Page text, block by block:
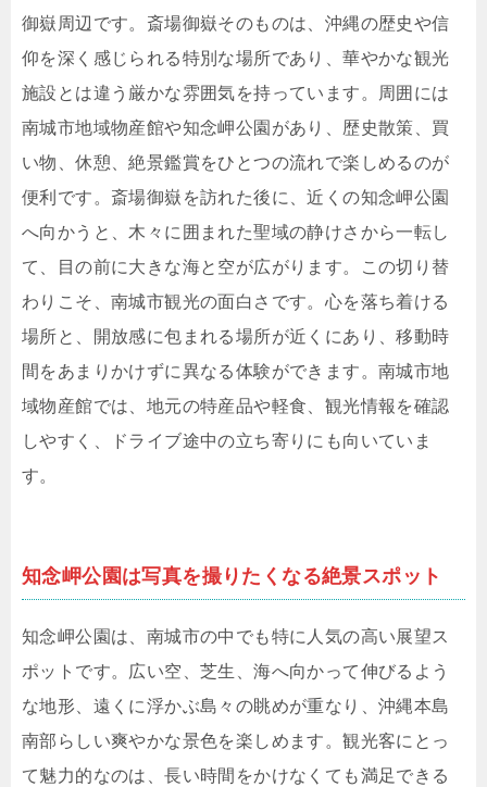
御嶽周辺です。斎場御嶽そのものは、沖縄の歴史や信
仰を深く感じられる特別な場所であり、華やかな観光
施設とは違う厳かな雰囲気を持っています。周囲には
南城市地域物産館や知念岬公園があり、歴史散策、買
い物、休憩、絶景鑑賞をひとつの流れで楽しめるのが
便利です。斎場御嶽を訪れた後に、近くの知念岬公園
へ向かうと、木々に囲まれた聖域の静けさから一転し
て、目の前に大きな海と空が広がります。この切り替
わりこそ、南城市観光の面白さです。心を落ち着ける
場所と、開放感に包まれる場所が近くにあり、移動時
間をあまりかけずに異なる体験ができます。南城市地
域物産館では、地元の特産品や軽食、観光情報を確認
しやすく、ドライブ途中の立ち寄りにも向いていま
す。
知念岬公園は写真を撮りたくなる絶景スポット
知念岬公園は、南城市の中でも特に人気の高い展望ス
ポットです。広い空、芝生、海へ向かって伸びるよう
な地形、遠くに浮かぶ島々の眺めが重なり、沖縄本島
南部らしい爽やかな景色を楽しめます。観光客にとっ
て魅力的なのは、長い時間をかけなくても満足できる